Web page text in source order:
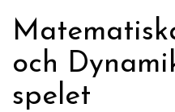
och
spelet